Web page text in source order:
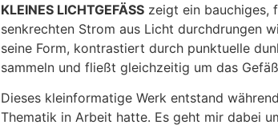
KLEINES LICHTGEFÄSS zeigt ein bauchiges,
senkrechten Strom aus Licht durchdrungen
seine Form, kontrastiert durch punktuelle
sammeln und fließt gleichzeitig um das
Dieses kleinformatige Werk entstand
Thematik in Arbeit hatte. Es geht mir dabei